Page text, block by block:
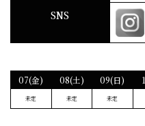
SNS
07(金)
未定
08(土)
未定
09(日)
未定